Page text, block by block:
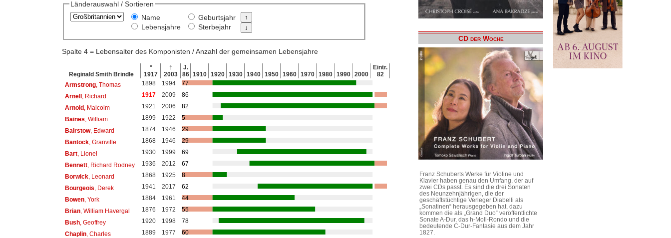
Länderauswahl / Sortieren
Name
Lebensjahre
Geburtsjahr
Sterbejahr
Spalte 4 = Lebensalter des Komponisten / Anzahl der gemeinsamen Lebensjahre
Reginald Smith Brindle
*
1917
†
2003
J.
86 1910 1920 1930 1940 1950 1960 1970 1980 1990 2000
Eintr.
82
Armstrong, Thomas 1898 1994
77
Arnell, Richard 1917 2009
86
Arnold, Malcolm 1921 2006
82
Baines , William 1899 1922
5
Bairstow, Edward 1874 1946
29
Bantock, Granville 1868 1946
29
Bart, Lionel 1930 1999
69
Bennett, Richard Rodney 1936 2012
67
Borwick, Leonard 1868 1925
8
Bourgeois , Derek 1941 2017
62
Bowen, York 1884 1961
44
Brian, William Havergal 1876 1972
55
Bush, Geoffrey 1920 1998
78
Chaplin, Charles 1889 1977
60
CD der Woche
Franz Schuberts Werke für Violine und
Klavier haben genau den Umfang, der auf
zwei CDs passt. Es sind die drei Sonaten
des Neunzehnjährigen, die der
geschäftstüchtige Verleger Diabelli als
„Sonatinen“ herausgegeben hat, dazu
kommen die als „Grand Duo“ veröffentlichte
Sonate A-Dur, das h-Moll-Rondo und die
bedeutende C-Dur-Fantasie aus dem Jahr
1827.